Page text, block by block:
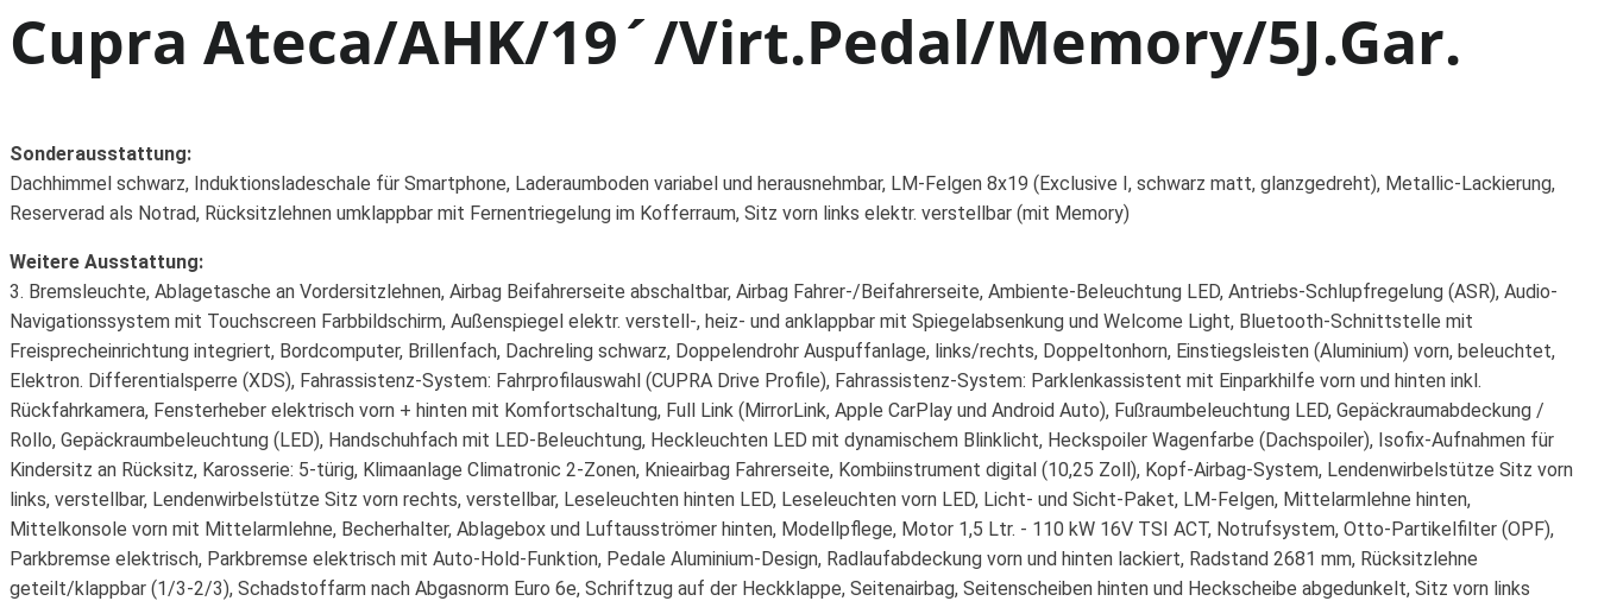
Cupra Ateca/AHK/19´/Virt.Pedal/Memory/5J.Gar.
Sonderausstattung:
Dachhimmel schwarz, Induktionsladeschale für Smartphone, Laderaumboden variabel und herausnehmbar, LM-Felgen 8x19 (Exclusive I, schwarz matt, glanzgedreht), Metallic-Lackierung,
Reserverad als Notrad, Rücksitzlehnen umklappbar mit Fernentriegelung im Kofferraum, Sitz vorn links elektr. verstellbar (mit Memory)
Weitere Ausstattung:
3. Bremsleuchte, Ablagetasche an Vordersitzlehnen, Airbag Beifahrerseite abschaltbar, Airbag Fahrer-/Beifahrerseite, Ambiente-Beleuchtung LED, Antriebs-Schlupfregelung (ASR), Audio-
Navigationssystem mit Touchscreen Farbbildschirm, Außenspiegel elektr. verstell-, heiz- und anklappbar mit Spiegelabsenkung und Welcome Light, Bluetooth-Schnittstelle mit
Freisprecheinrichtung integriert, Bordcomputer, Brillenfach, Dachreling schwarz, Doppelendrohr Auspuffanlage, links/rechts, Doppeltonhorn, Einstiegsleisten (Aluminium) vorn, beleuchtet,
Elektron. Differentialsperre (XDS), Fahrassistenz-System: Fahrprofilauswahl (CUPRA Drive Profile), Fahrassistenz-System: Parklenkassistent mit Einparkhilfe vorn und hinten inkl.
Rückfahrkamera, Fensterheber elektrisch vorn + hinten mit Komfortschaltung, Full Link (MirrorLink, Apple CarPlay und Android Auto), Fußraumbeleuchtung LED, Gepäckraumabdeckung /
Rollo, Gepäckraumbeleuchtung (LED), Handschuhfach mit LED-Beleuchtung, Heckleuchten LED mit dynamischem Blinklicht, Heckspoiler Wagenfarbe (Dachspoiler), Isofix-Aufnahmen für
Kindersitz an Rücksitz, Karosserie: 5-türig, Klimaanlage Climatronic 2-Zonen, Knieairbag Fahrerseite, Kombiinstrument digital (10,25 Zoll), Kopf-Airbag-System, Lendenwirbelstütze Sitz vorn
links, verstellbar, Lendenwirbelstütze Sitz vorn rechts, verstellbar, Leseleuchten hinten LED, Leseleuchten vorn LED, Licht- und Sicht-Paket, LM-Felgen, Mittelarmlehne hinten,
Mittelkonsole vorn mit Mittelarmlehne, Becherhalter, Ablagebox und Luftausströmer hinten, Modellpflege, Motor 1,5 Ltr. - 110 kW 16V TSI ACT, Notrufsystem, Otto-Partikelfilter (OPF),
Parkbremse elektrisch, Parkbremse elektrisch mit Auto-Hold-Funktion, Pedale Aluminium-Design, Radlaufabdeckung vorn und hinten lackiert, Radstand 2681 mm, Rücksitzlehne
geteilt/klappbar (1/3-2/3), Schadstoffarm nach Abgasnorm Euro 6e, Schriftzug auf der Heckklappe, Seitenairbag, Seitenscheiben hinten und Heckscheibe abgedunkelt, Sitz vorn links